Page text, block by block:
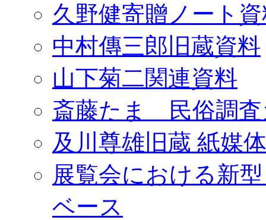
久野健寄贈ノート
中村傳三郎旧蔵資料
山下菊二関連資料
斎藤たま 民俗調査
及川尊雄旧蔵 紙媒
展覧会における新
ベース